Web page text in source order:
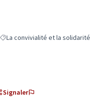
Filtrer les résultats de la
La convivialité et la solidarité
Signaler